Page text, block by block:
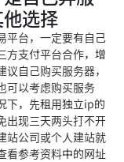
选择
平台，一定要有自己
方支付平台合作，增
自己购买服务器，
可以考虑购买服务
下，先租用独立ip的
出现三天两头打不开
站公司或个人建站就
看参考资料中的网址